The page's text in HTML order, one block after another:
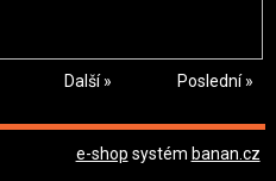
Další » Poslední »
e-shop systém banan.cz